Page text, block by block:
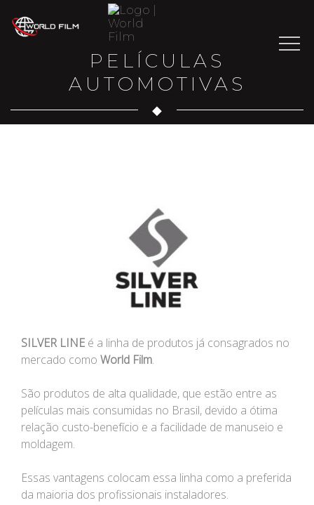
PELÍCULAS
AUTOMOTIVAS
SILVER LINE é a linha de produtos já consagrados no
mercado como World Film.
São produtos de alta qualidade, que estão entre as
películas mais consumidas no Brasil, devido a ótima
relação custo-benefício e a facilidade de manuseio e
moldagem.
Essas vantagens colocam essa linha como a preferida
da maioria dos profissionais instaladores.